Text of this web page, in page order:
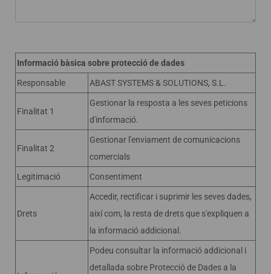
Informació bàsica sobre protecció de dades
Responsable ABAST SYSTEMS & SOLUTIONS, S.L.
Finalitat 1
Gestionar la resposta a les seves peticions
d'informació.
Finalitat 2
Gestionar l'enviament de comunicacions
comercials
Legitimació Consentiment
Drets
Accedir, rectificar i suprimir les seves dades,
així com, la resta de drets que s'expliquen a
la informació addicional.
Podeu consultar la informació addicional i
detallada sobre Protecció de Dades a la